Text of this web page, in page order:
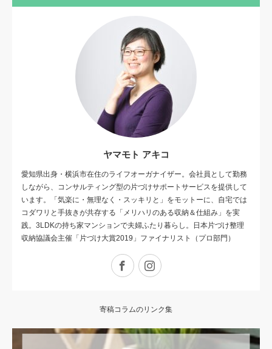
ヤマモト アキコ
愛知県出身・横浜市在住のライフオーガナイザー。会社員として勤務
しながら、コンサルティング型の片づけサポートサービスを提供して
います。「気楽に・無理なく・スッキリと」をモットーに、自宅では
コダワリと手抜きが共存する 「メリハリのある収納＆仕組み」を実
践。3LDKの持ち家マンションで夫婦ふたり暮らし。日本片づけ整理
収納協議会主催「片づけ大賞2019」ファイナリスト（プロ部門）
FacebookInstagram
寄稿コラムのリンク集